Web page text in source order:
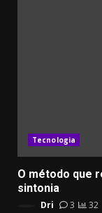
Tecnologia
​O método que
sintonia
Dri 3 32